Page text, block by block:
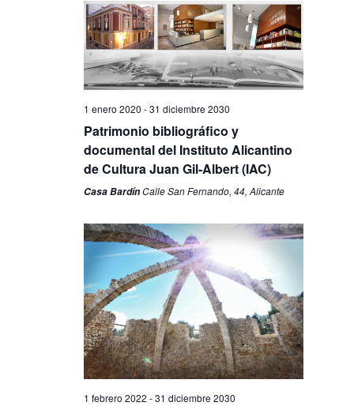
1 enero 2020 -31 diciembre 2030
Patrimonio bibliográfico y
documental del Instituto Alicantino
de Cultura Juan Gil-Albert (IAC)
Casa BardínCalle San Fernando, 44, Alicante
1 febrero 2022 -31 diciembre 2030